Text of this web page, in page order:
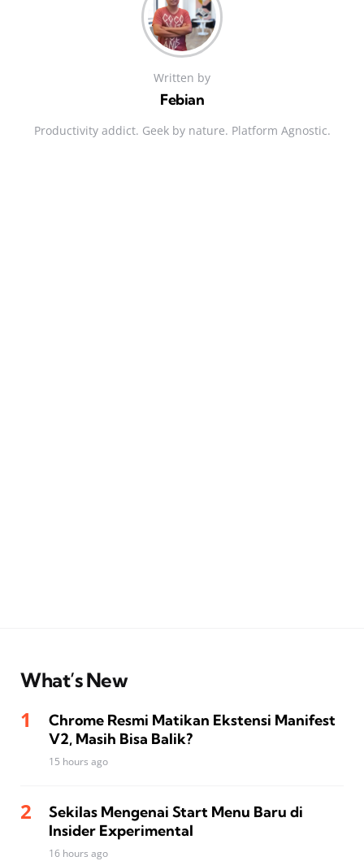
Written by
Febian
Productivity addict. Geek by nature. Platform Agnostic.
What’s New
Chrome Resmi Matikan Ekstensi Manifest
V2, Masih Bisa Balik?
15 hours ago
Sekilas Mengenai Start Menu Baru di
Insider Experimental
16 hours ago